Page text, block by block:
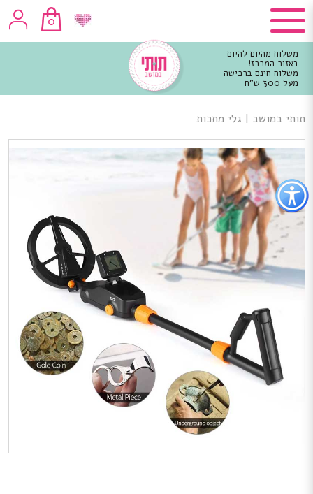
כפתור
לפתיחת
תפריט
נגישות
0
משלוח מהיום להיום
באזור המרכז!
משלוח חינם ברכישה
מעל 300 ש"ח
מרכזי
תותי במושב | גלי מתכות